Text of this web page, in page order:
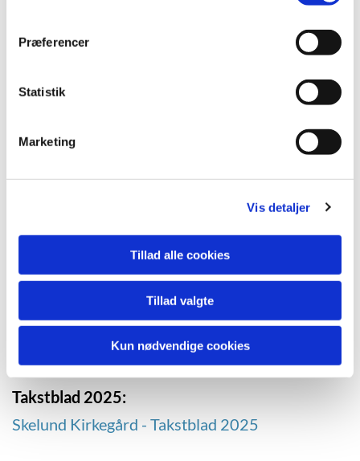
Præferencer
Statistik
Marketing
Vis detaljer
Tillad alle cookies
Tillad valgte
Kun nødvendige cookies
Vedtægt og takster - Skelund Kirkegård
Kirkegårdsvedtægt:
Tillæg til vedtægt Skelund
Udviklingsplan Skelund
Takstblad 2025:
Skelund Kirkegård - Takstblad 2025